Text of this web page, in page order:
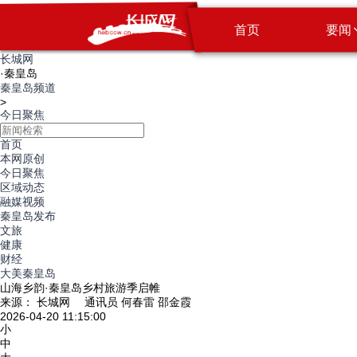
首页 要闻
长城网
·秦皇岛
秦皇岛频道
>
今日聚焦
首页
本网原创
今日聚焦
区域动态
融媒视频
秦皇岛发布
文旅
健康
财经
大美秦皇岛
山海乡韵·秦皇岛乡村旅游季启帷
来源： 长城网 通讯员 何春雷 邵金霞
2026-04-20 11:15:00
小
中